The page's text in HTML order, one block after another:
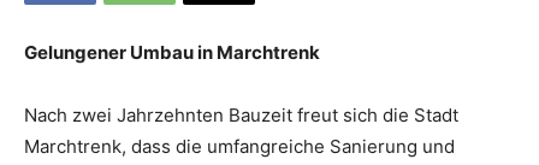
Gelungener Umbau in Marchtrenk
Nach zwei Jahrzehnten Bauzeit freut sich die Stadt
Marchtrenk, dass die umfangreiche Sanierung und